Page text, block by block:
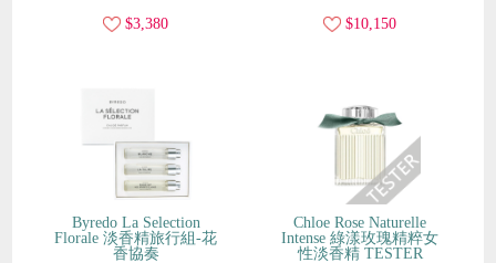
$3,380 $10,150
Byredo La Selection
Florale 淡香精旅行組-花
香協奏
Chloe Rose Naturelle
Intense 綠漾玫瑰精粹女
性淡香精 TESTER